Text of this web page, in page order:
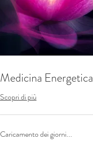
Medicina Energetica
Scopri di più
Caricamento dei giorni...